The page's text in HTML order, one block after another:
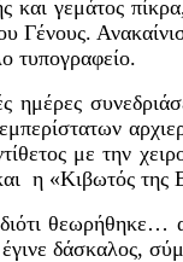
και γεμάτος
Γένους.
τυπογραφείο.
ημέρες
με την
η «Κιβωτός της
θεωρήθηκε…
δάσκαλος,